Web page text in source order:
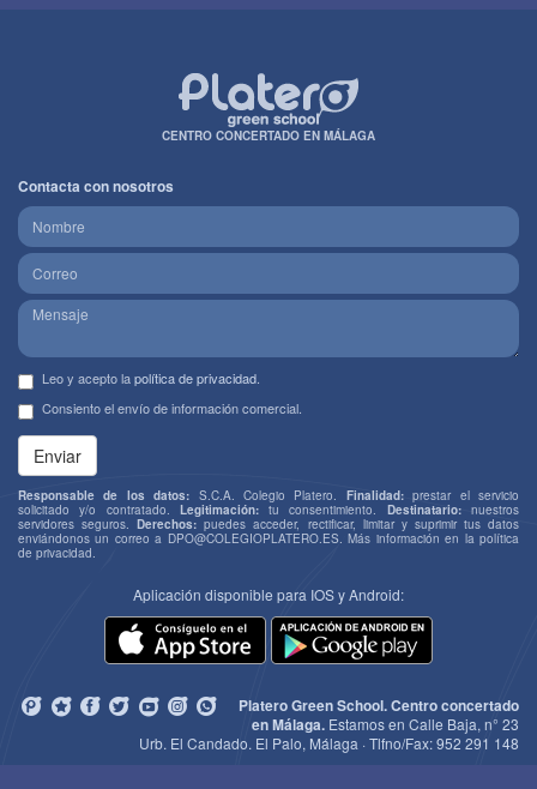
CENTRO CONCERTADO EN MÁLAGA
Contacta con nosotros
Leo y acepto lapolítica de privacidad
Consiento el envío de información comercial.
Enviar
Responsable de los datos: S.C.A. Colegio Platero. Finalidad:prestar el servicio
solicitado y/o contratado. Legitimación:tu consentimiento. Destinatario:nuestros
servidores seguros.Derechos: puedes acceder, rectificar, limitar y suprimir tus datos
enviándonos un correo a DPO@COLEGIOPLATERO.ES . Más información en lapolítica
de privacidad
Aplicación disponible para IOS y Android:
Platero Green School. Centro concertado
en Málaga. Estamos en Calle Baja, n° 23
Urb. El Candado. El Palo, Málaga · Tlfno/Fax:952 291 148